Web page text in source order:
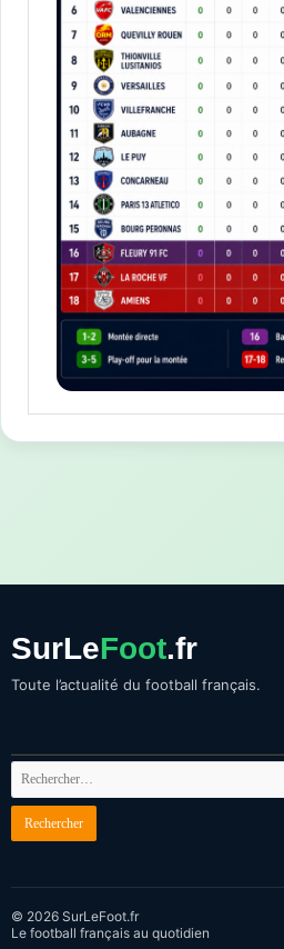
SurLeFoot.fr
Toute l’actualité du football français.
© 2026 SurLeFoot.fr
Le football français au quotidien